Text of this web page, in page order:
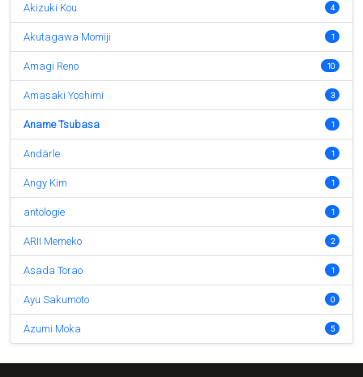
Akizuki Kou 4
Akutagawa Momiji 1
Amagi Reno 10
Amasaki Yoshimi 3
Aname Tsubasa 1
Andärle 1
Angy Kim 1
antologie 1
ARII Memeko 2
Asada Torao 1
Ayu Sakumoto 0
Azumi Moka 5